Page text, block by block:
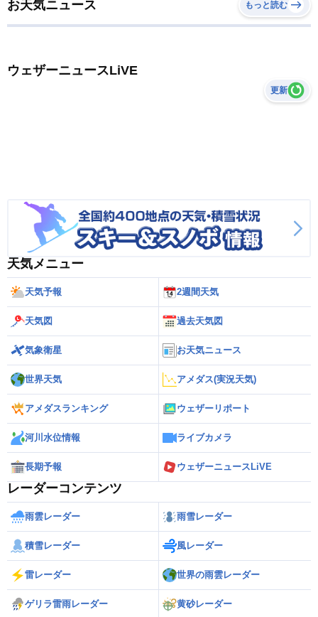
お天気ニュース もっと読む
ウェザーニュースLiVE
更新
天気メニュー
天気予報 2週間天気
天気図 過去天気図
気象衛星 お天気ニュース
世界天気 アメダス(実況天気)
アメダスランキング ウェザーリポート
河川水位情報 ライブカメラ
長期予報 ウェザーニュースLiVE
レーダーコンテンツ
雨雲レーダー 雨雪レーダー
積雪レーダー 風レーダー
雷レーダー 世界の雨雲レーダー
ゲリラ雷雨レーダー 黄砂レーダー